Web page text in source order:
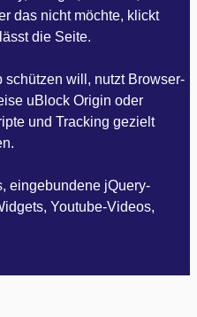
das nicht möchte, klickt
die Seite.
schützen will, nutzt Browser-
uBlock Origin oder
und Tracking gezielt
eingebundene jQuery-
Youtube-Videos,